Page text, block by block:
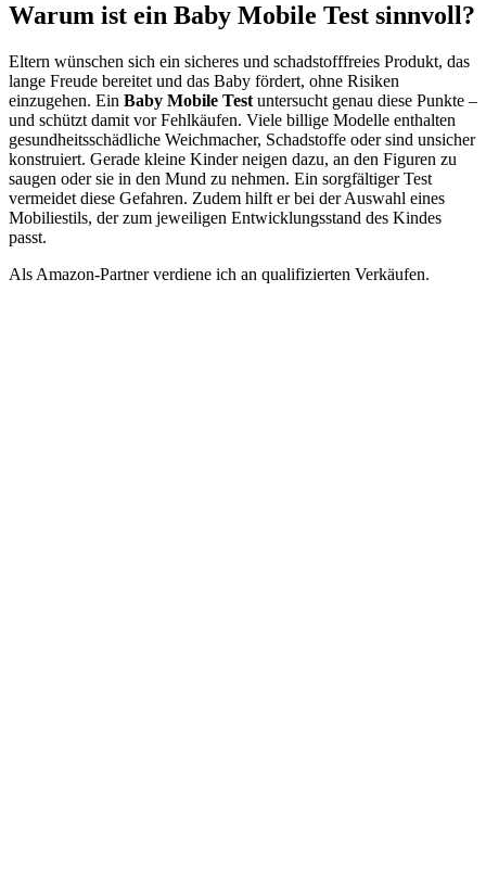
Warum ist ein Baby Mobile Test sinnvoll?
Eltern wünschen sich ein sicheres und schadstofffreies Produkt, das
lange Freude bereitet und das Baby fördert, ohne Risiken
einzugehen. Ein Baby Mobile Test untersucht genau diese Punkte –
und schützt damit vor Fehlkäufen. Viele billige Modelle enthalten
gesundheitsschädliche Weichmacher, Schadstoffe oder sind unsicher
konstruiert. Gerade kleine Kinder neigen dazu, an den Figuren zu
saugen oder sie in den Mund zu nehmen. Ein sorgfältiger Test
vermeidet diese Gefahren. Zudem hilft er bei der Auswahl eines
Mobiliestils, der zum jeweiligen Entwicklungsstand des Kindes
passt.
Als Amazon-Partner verdiene ich an qualifizierten Verkäufen.